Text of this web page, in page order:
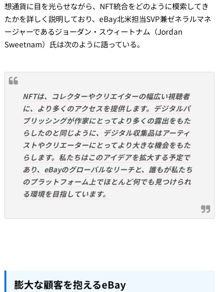
想通貨に目を光らせながら、NFT統合をどのように模索してき
たかを詳しく説明しており、eBay北米担当SVP兼ゼネラルマネ
ージャーであるジョーダン・スウィートナム（Jordan
Sweetnam）氏は次のように語っている。
NFTは、コレクターやクリエイターの幅広い視聴者
に、より多くのアクセスを提供します。デジタルパ
ブリッシングが作家にとってより多くの露出をもた
らしたのと同じように、デジタル収集品はアーティ
ストやクリエーターにとってより大きな機会をもた
らします。私たちはこのアイデアを拡大する予定で
あり、eBayのグローバルなリーチと、誰もが私たち
のプラットフォーム上でほとんど何でも見つけられ
る環境を目指しています。
膨大な顧客を抱えるeBay